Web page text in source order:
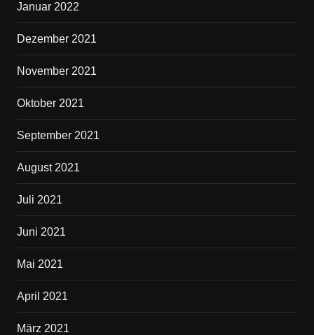
Januar 2022
Dezember 2021
November 2021
Oktober 2021
September 2021
August 2021
Juli 2021
Juni 2021
Mai 2021
April 2021
März 2021